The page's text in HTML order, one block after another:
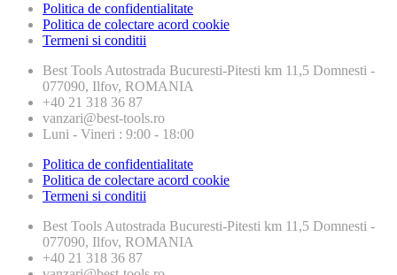
Politica de confidentialitate
Politica de colectare acord cookie
Termeni si conditii
Best Tools Autostrada Bucuresti-Pitesti km 11,5 Domnesti -
077090, Ilfov, ROMANIA
+40 21 318 36 87
vanzari@best-tools.ro
Luni - Vineri : 9:00 - 18:00
Politica de confidentialitate
Politica de colectare acord cookie
Termeni si conditii
Best Tools Autostrada Bucuresti-Pitesti km 11,5 Domnesti -
077090, Ilfov, ROMANIA
+40 21 318 36 87